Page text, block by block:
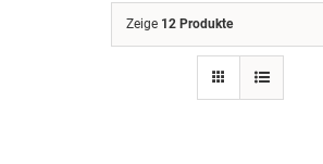
Zeige 12 Produkte